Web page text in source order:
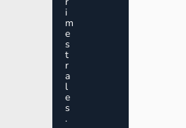
i
m
e
s
t
r
a
l
e
s
.